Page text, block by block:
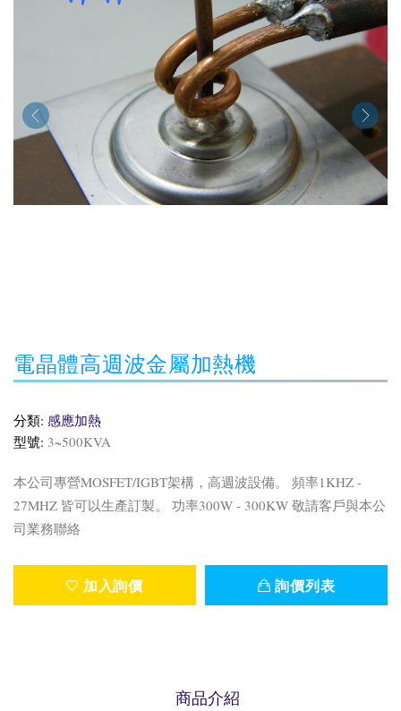
電晶體高週波金屬加熱機
分類: 感應加熱
型號: 3~500KVA
本公司專營MOSFET/IGBT架構，高週波設備。 頻率1KHZ -
27MHZ 皆可以生產訂製。 功率300W - 300KW 敬請客戶與本公
司業務聯絡
加入詢價 詢價列表
商品介紹